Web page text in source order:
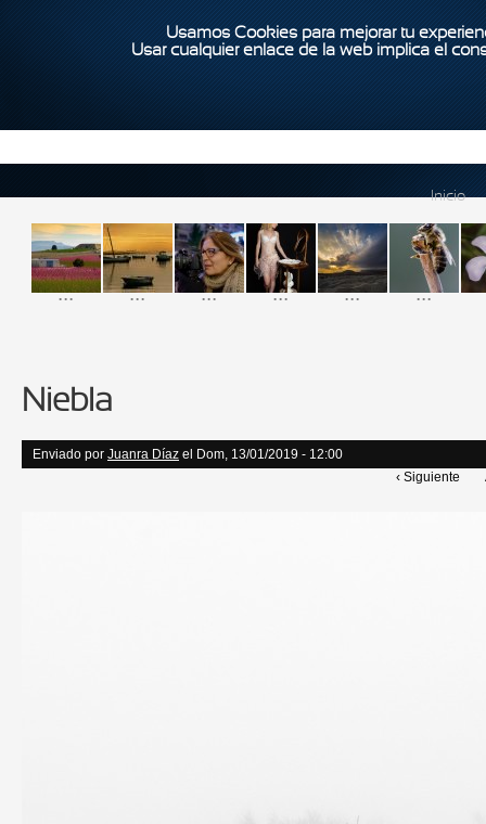
Usamos Cookies para mejorar tu
Usar cualquier enlace de la web implica el
Inicio
... ... ... ... ... ...
Niebla
Enviado por Juanra Díaz el Dom, 13/01/2019 - 12:00
‹ Siguiente